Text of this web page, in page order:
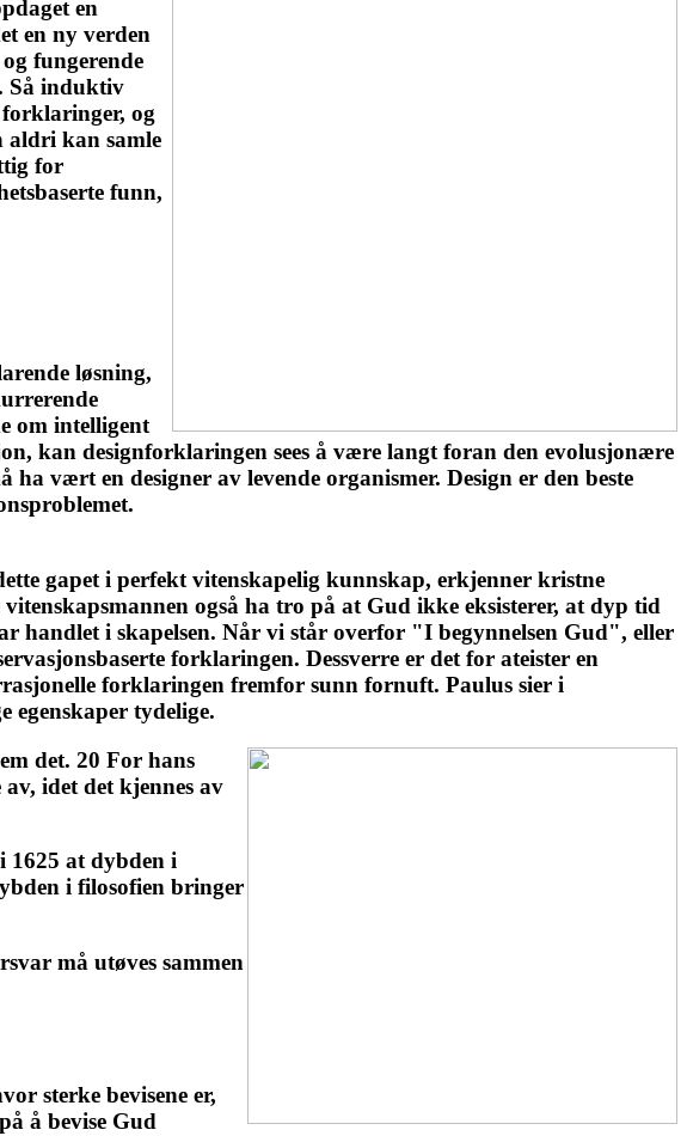
en
en ny verden
fungerende
Så induktiv
og
aldri kan samle
for
funn,
løsning,
om intelligent
kan designforklaringen sees å være langt foran den evolusjonære
vært en designer av levende organismer. Design er den beste
gapet i perfekt vitenskapelig kunnskap, erkjenner kristne
også ha tro på at Gud ikke eksisterer, at dyp tid
handlet i skapelsen. Når vi står overfor "I begynnelsen Gud", eller
forklaringen. Dessverre er det for ateister en
forklaringen fremfor sunn fornuft. Paulus sier i
egenskaper tydelige.
det. 20 For hans
idet det kjennes av
1625 at dybden i
i filosofien bringer
må utøves sammen
sterke bevisene er,
å bevise Gud